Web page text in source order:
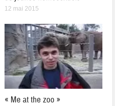
12 mai 2015
« Me at the zoo »